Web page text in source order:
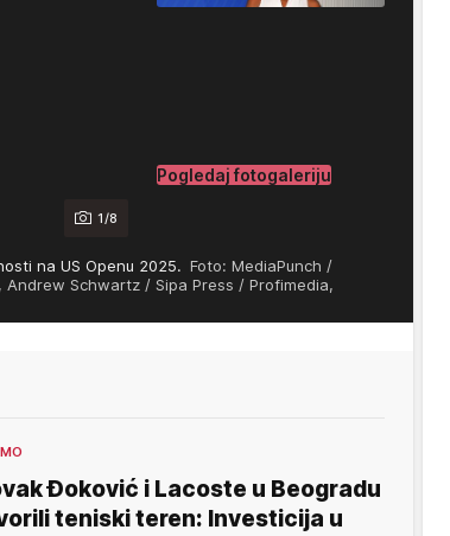
1/8
Pogledaj fotogaleriju
na US Openu 2025. Foto: MediaPunch /
Andrew Schwartz / Sipa Press / Profimedia,
Đoković i Lacoste u Beogradu
teniski teren: Investicija u